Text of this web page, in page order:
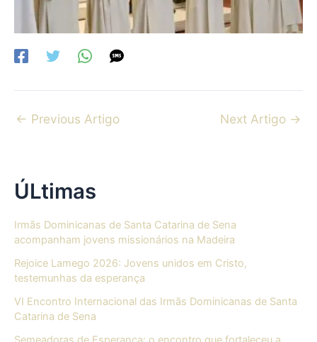
← Previous Artigo Next Artigo →
ÚLtimas
Irmãs Dominicanas de Santa Catarina de Sena
acompanham jovens missionários na Madeira
Rejoice Lamego 2026: Jovens unidos em Cristo,
testemunhas da esperança
VI Encontro Internacional das Irmãs Dominicanas de Santa
Catarina de Sena